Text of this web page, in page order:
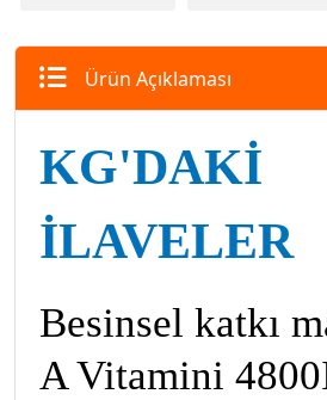
Ürün Açıklaması
KG'DAKI
İLAVELER
Besinsel katkı
A Vitamini